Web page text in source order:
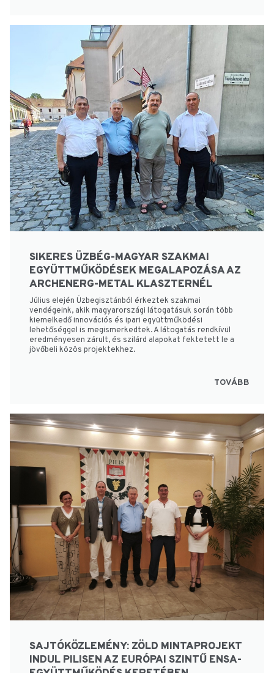
SIKERES ÜZBÉG-MAGYAR SZAKMAI
EGYÜTTMŰKÖDÉSEK MEGALAPOZÁSA AZ
ARCHENERG-METAL KLASZTERNÉL
Július elején Üzbegisztánból érkeztek szakmai
vendégeink, akik magyarországi látogatásuk során több
kiemelkedő innovációs és ipari együttműködési
lehetőséggel is megismerkedtek. A látogatás rendkívül
eredményesen zárult, és szilárd alapokat fektetett le a
jövőbeli közös projektekhez.
TOVÁBB
SAJTÓKÖZLEMÉNY: ZÖLD MINTAPROJEKT
INDUL PILISEN AZ EURÓPAI SZINTŰ ENSA-